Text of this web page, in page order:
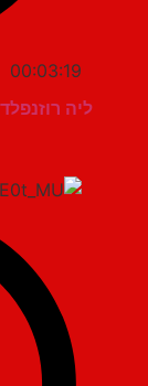
00:03:19
ליה רוזנפלד –